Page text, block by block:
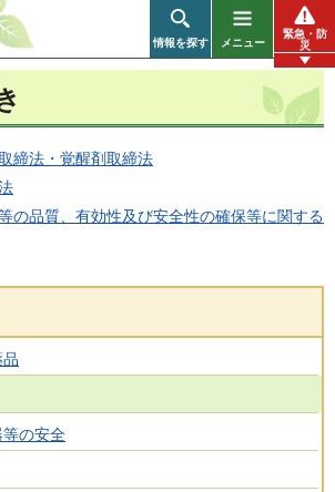
情報を探す メニュー
緊急・防
災
締法・覚醒剤取締法
の品質、有効性及び安全性の確保等に関する
等の安全